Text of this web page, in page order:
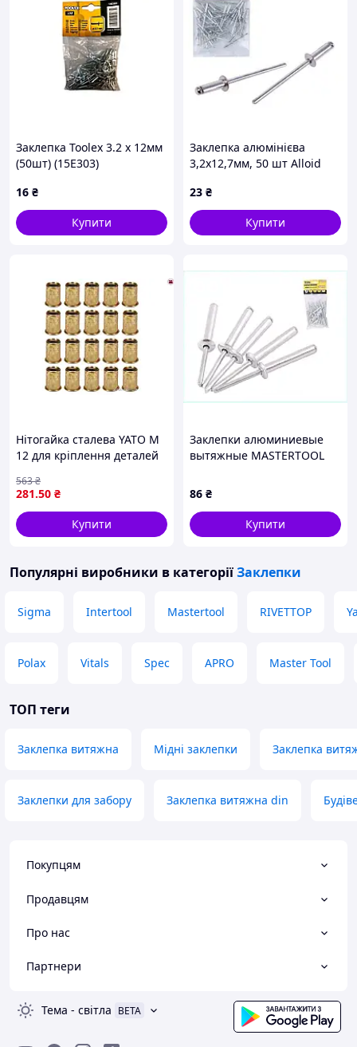
Заклепка Toolex 3.2 x 12мм
(50шт) (15E303)
16 ₴
Купити
Заклепка алюмінієва
3,2х12,7мм, 50 шт Alloid
23 ₴
Купити
Нітогайка сталева YATO М
12 для кріплення деталей
стійкість до корозії
281.50 ₴
563₴
Купити
Заклепки алюминиевые
вытяжные MASTERTOOL
348168P4XP
86 ₴
Купити
Популярні виробники в категоріїЗаклепки
Sigma Intertool Mastertool RIVETTOP
Polax Vitals Spec APRO Master Tool
ТОП теги
Заклепка витяжна Мідні заклепки Заклепка
Заклепки для забору Заклепка витяжна din
Покупцям
Продавцям
Про нас
Партнери
Тема - світла BETA